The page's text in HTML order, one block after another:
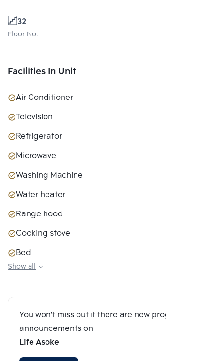
32
Floor No.
Facilities In Unit
Air Conditioner
Television
Refrigerator
Microwave
Washing Machine
Water heater
Range hood
Cooking stove
Bed
Closet
Digital Door Lock
Show all
You won't miss out if there are new program
announcements on
Life Asoke